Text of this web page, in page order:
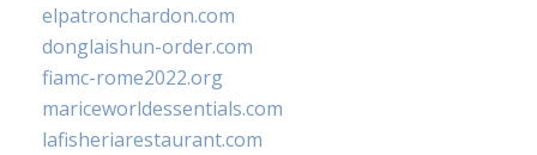
elpatronchardon.com
donglaishun-order.com
fiamc-rome2022.org
mariceworldessentials.com
lafisheriarestaurant.com